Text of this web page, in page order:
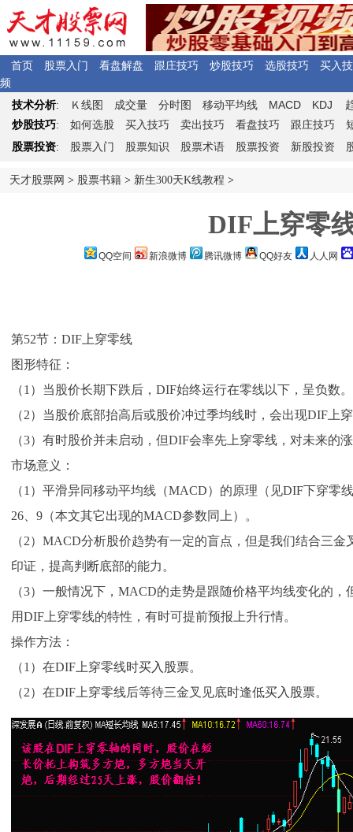
首页 股票入门 看盘解盘 跟庄技巧 炒股技巧 选股技巧
买入
频
技术分析: Ｋ 线图 成交量 分时图 移动平均线 MACD KDJ
炒股技巧: 如何选股 买入技巧 卖出技巧 看盘技巧 跟庄技巧
股票投资: 股票入门 股票知识 股票术语 股票投资 新股投资
天才股票网 > 股票书籍 > 新生300天K线教程 >
DIF上穿零
QQ空间 新浪微博 腾讯微博 QQ好友 人人网
第52节：DIF上穿零线
图形特征：
（1）当股价长期下跌后，DIF始终运行在零线以下，呈负数。
（2）当股价底部抬高后或股价冲过季均线时，会出现DIF上
（3）有时股价并未启动，但DIF会率先上穿零线，对未来的
市场意义：
（1）平滑异同移动平均线（MACD）的原理（见DIF下穿零
26、9（本文其它出现的MACD参数同上）。
（2）MACD分析股价趋势有一定的盲点，但是我们结合三
印证，提高判断底部的能力。
（3）一般情况下，MACD的走势是跟随价格平均线变化的
用DIF上穿零线的特性，有时可提前预报上升行情。
操作方法：
（1）在DIF上穿零线时买入股票。
（2）在DIF上穿零线后等待三金叉见底时逢低买入股票。